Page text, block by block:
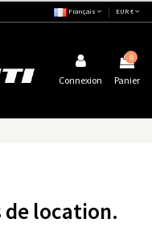
Français EUR €
Connexion
0
Panier
de location.